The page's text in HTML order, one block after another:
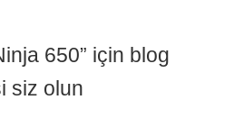
650” için blog
siz olun